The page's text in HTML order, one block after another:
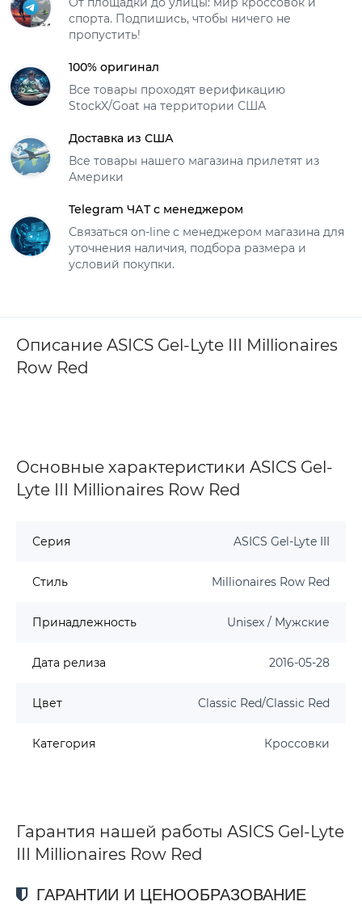
спорта. Подпишись, чтобы ничего не
пропустить!
100% оригинал
Все товары проходят верификацию
StockX/Goat на территории США
Доставка из США
Все товары нашего магазина прилетят из
Америки
Telegram ЧАТ с менеджером
Связаться on-line с менеджером магазина для
уточнения наличия, подбора размера и
условий покупки.
Описание ASICS Gel-Lyte III Millionaires
Row Red
Основные характеристики ASICS Gel-
Lyte III Millionaires Row Red
Серия ASICS Gel-Lyte III
Стиль Millionaires Row Red
Принадлежность Unisex / Мужские
Дата релиза 2016-05-28
Цвет Classic Red/Classic Red
Категория Кроссовки
Гарантия нашей работы ASICS Gel-Lyte
III Millionaires Row Red
ГАРАНТИИ И ЦЕНООБРАЗОВАНИЕ